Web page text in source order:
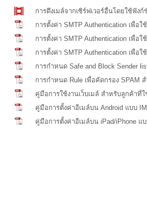
การดึงเมล์จากเซิร์ฟเวอร์อื่นโดยใช้ฟังก์
การตั้งค่า SMTP Authentication เพื่อ
การตั้งค่า SMTP Authentication เพื่อ
การตั้งค่า SMTP Authentication เพื่อ
การกำหนด Safe and Block Sender
การกำหนด Rule เพื่อคัดกรอง SPAM
คู่มือการใช้งานเว็บเมล์ สำหรับลูกค้าที่ใ
คู่มือการตั้งค่าอีเมล์บน Android แบบ
คู่มือการตั้งค่าอีเมล์บน iPad/iPhone แ